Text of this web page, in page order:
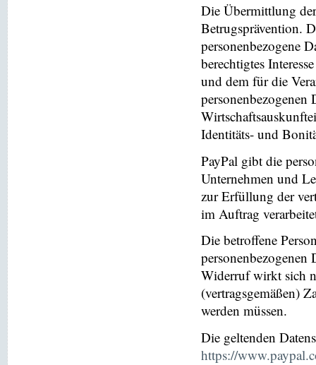
Die Übermittlung
Betrugsprävention.
personenbezogene
berechtigtes
und dem für die
personenbezogenen
Identitäts- und
PayPal gibt die
Unternehmen und
zur Erfüllung der
im Auftrag
Die betroffene
personenbezogenen
Widerruf wirkt sich
(vertragsgemäßen)
werden müssen.
Die geltenden
https://